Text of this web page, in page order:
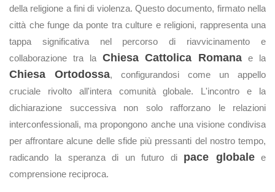
della religione a fini di violenza. Questo documento, firmato nella
città che funge da ponte tra culture e religioni, rappresenta una
tappa significativa nel percorso di riavvicinamento e
collaborazione tra la Chiesa Cattolica Romana e la
Chiesa Ortodossa, configurandosi come un appello
cruciale rivolto all'intera comunità globale. L'incontro e la
dichiarazione successiva non solo rafforzano le relazioni
interconfessionali, ma propongono anche una visione condivisa
per affrontare alcune delle sfide più pressanti del nostro tempo,
radicando la speranza di un futuro di pace globalee
comprensione reciproca.